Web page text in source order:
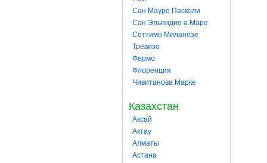
Сан Мауро Пасколи
Сан Эльпидио а Маре
Сеттимо Миланезе
Тревизо
Фермо
Флоренция
Чивитанова Марке
Казахстан
Аксай
Актау
Алматы
Астана